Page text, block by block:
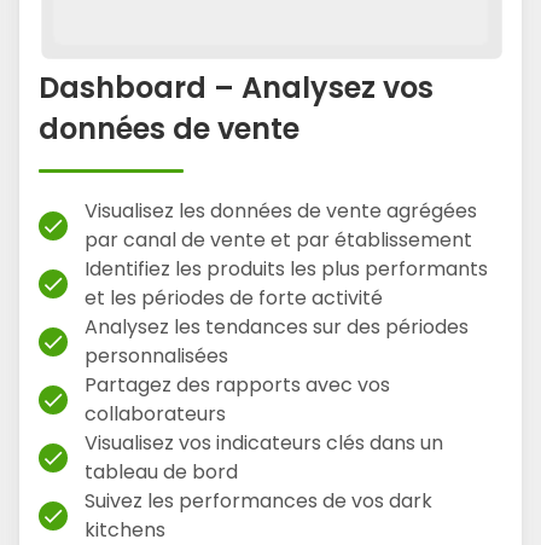
Dashboard – Analysez vos
données de vente
check
Visualisez les données de vente agrégées
par canal de vente et par établissement
check
Identifiez les produits les plus performants
et les périodes de forte activité
check
Analysez les tendances sur des périodes
personnalisées
check
Partagez des rapports avec vos
collaborateurs
check
Visualisez vos indicateurs clés dans un
tableau de bord
check
Suivez les performances de vos dark
kitchens